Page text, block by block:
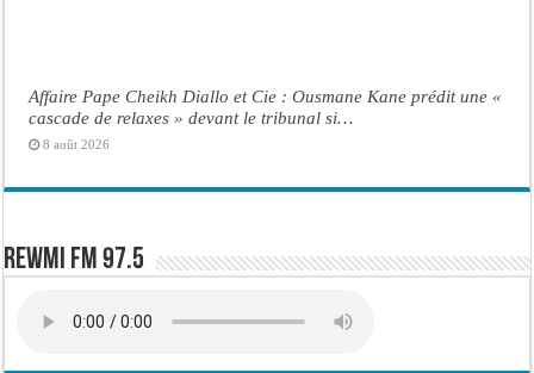
Affaire Pape Cheikh Diallo et Cie : Ousmane Kane prédit une «
cascade de relaxes » devant le tribunal si…
8 août 2026
Rewmi FM 97.5